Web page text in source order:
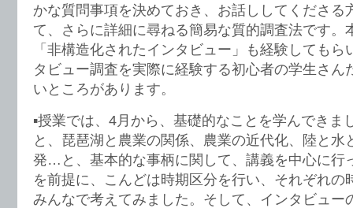
かな質問事項を決めておき、お話ししてくださる
て、さらに詳細に尋ねる簡易な質的調査法です。
「非構造化されたインタビュー」も経験しても
タビュー調査を実際に経験する初心者の学生さん
いところがあります。
▪︎授業では、4月から、基礎的なことを学んできま
と、琵琶湖と農業の関係、農業の近代化、陸と水
発…と、基本的な事柄に関して、講義を中心に行
を前提に、こんどは時期区分を行い、それぞれの
みんなで考えてみました。そして、インタビュー